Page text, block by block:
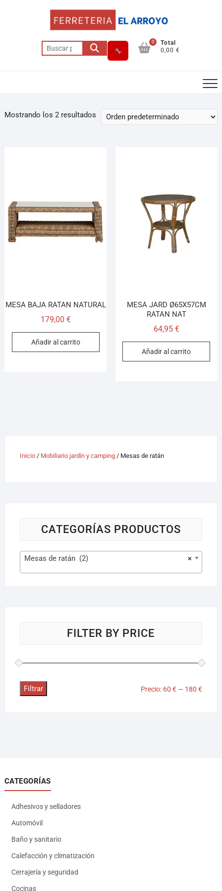
0
Total
0,00 €
Mostrando los 2 resultados
MESA BAJA RATAN NATURAL
179,00 €
Añadir al carrito
MESA JARD Ø65X57CM
RATAN NAT
64,95 €
Añadir al carrito
Inicio/ Mobiliario jardín y camping/ Mesas de ratán
CATEGORÍAS PRODUCTOS
×
Mesas de ratán (2)
FILTER BY PRICE
Filtrar Precio: 60 € — 180 €
CATEGORÍAS
Adhesivos y selladores
Automóvil
Baño y sanitario
Calefacción y climatización
Cerrajería y seguridad
Cocinas
¡Hola! Soy el asesor virtual de Ferretería El Arroyo.
Cuéntame qué necesitas y te ayudo a encontrarlo,